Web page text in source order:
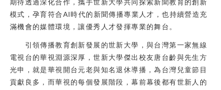
期待透過深化合作，攜手世新大學共同探索新聞教育的創新
模式，孕育符合AI時代的新聞傳播專業人才，也持續營造充
滿機會的媒體環境，讓優秀人才發揮專業的舞台。
引領傳播教育創新發展的世新大學，與台灣第一家無線
電視台的華視淵源深厚，世新大學傑出校友唐台齡與先生方
光申，就是華視開台元老與知名退休導播，為台灣兒童節目
貢獻良多，而華視的每個發展階段，幕前幕後都有世新人的